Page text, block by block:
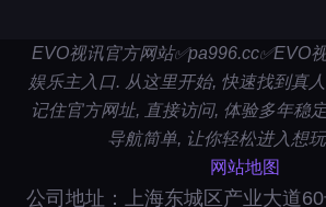
EVO视讯官方网站✅pa996.cc✅EVO
娱乐主入口. 从这里开始, 快速找到真
记住官方网址, 直接访问, 体验多年稳
导航简单, 让你轻松进入想
网站地图
公司地址：上海东城区产业大道